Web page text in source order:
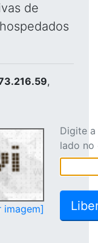
de
,
imagem]
Digite
lado no